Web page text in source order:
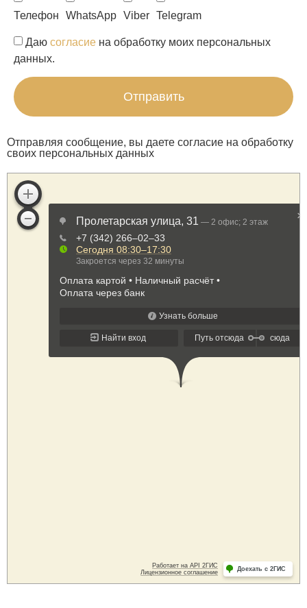
Телефон WhatsApp Viber Telegram
Даю согласие на обработку моих персональных
данных.
Отправить
Отправляя сообщение, вы даете согласие на обработку
своих персональных данных